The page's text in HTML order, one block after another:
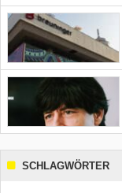
SCHLAGWÖRTER